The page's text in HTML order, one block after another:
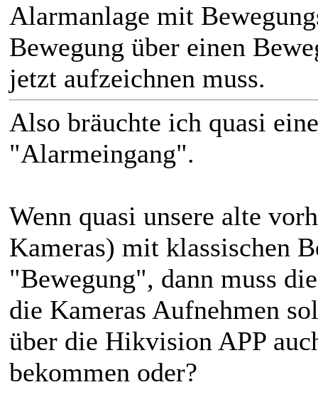
Alarmanlage mit
Bewegung über einen
jetzt aufzeichnen muss.
Also bräuchte ich quasi
"Alarmeingang".
Wenn quasi unsere alte
Kameras) mit klassischen
"Bewegung", dann muss
die Kameras Aufnehmen
über die Hikvision APP
bekommen oder?